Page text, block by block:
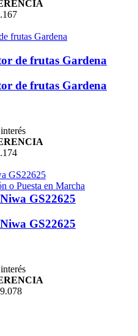
de frutas Gardena
de frutas Gardena
GS22625
GS22625